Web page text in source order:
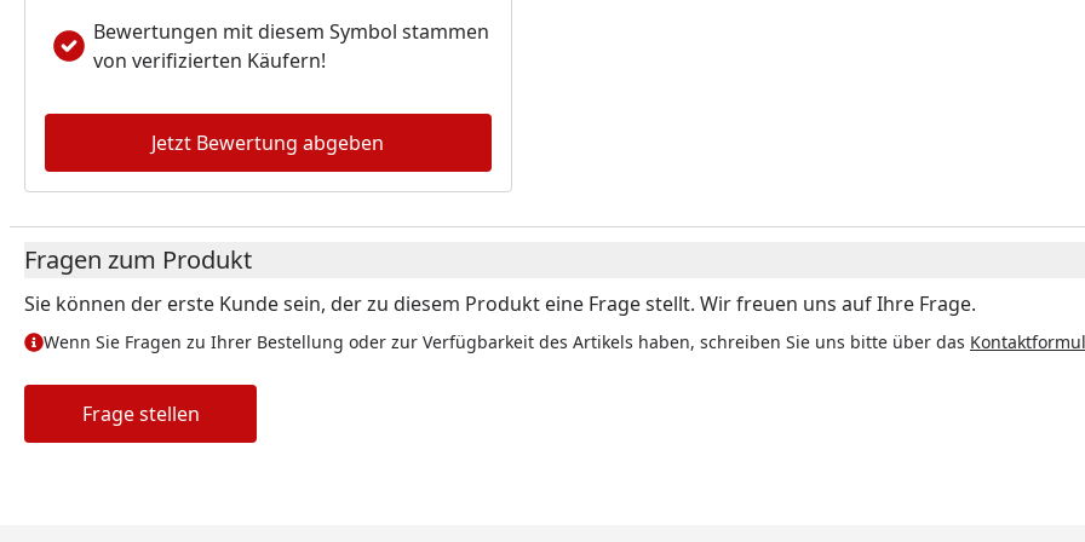
Bewertungen mit diesem Symbol stammen
von verifizierten Käufern!
Jetzt Bewertung abgeben
Fragen zum Produkt
Sie können der erste Kunde sein, der zu diesem Produkt eine Frage stellt. Wir freuen uns auf Ihre Frage.
Wenn Sie Fragen zu Ihrer Bestellung oder zur Verfügbarkeit des Artikels haben, schreiben Sie uns bitte über das
Frage stellen